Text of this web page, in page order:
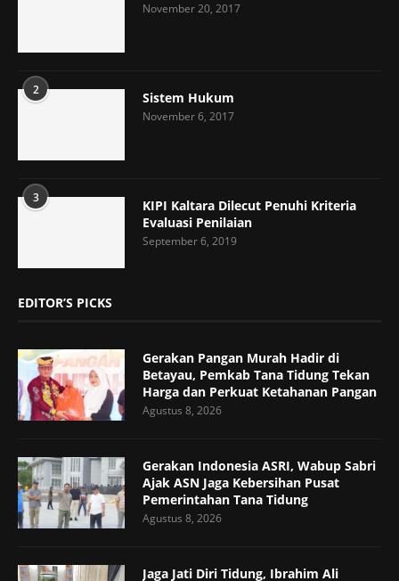
November 20, 2017
2 Sistem Hukum
November 6, 2017
3
KIPI Kaltara Dilecut Penuhi Kriteria
Evaluasi Penilaian
September 6, 2019
EDITOR’S PICKS
Gerakan Pangan Murah Hadir di
Betayau, Pemkab Tana Tidung Tekan
Harga dan Perkuat Ketahanan Pangan
Agustus 8, 2026
Gerakan Indonesia ASRI, Wabup Sabri
Ajak ASN Jaga Kebersihan Pusat
Pemerintahan Tana Tidung
Agustus 8, 2026
Jaga Jati Diri Tidung, Ibrahim Ali